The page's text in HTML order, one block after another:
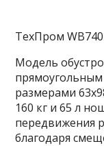
ТехПром
Модель
размерами
160 кг и 65 л
передвижения
благодаря